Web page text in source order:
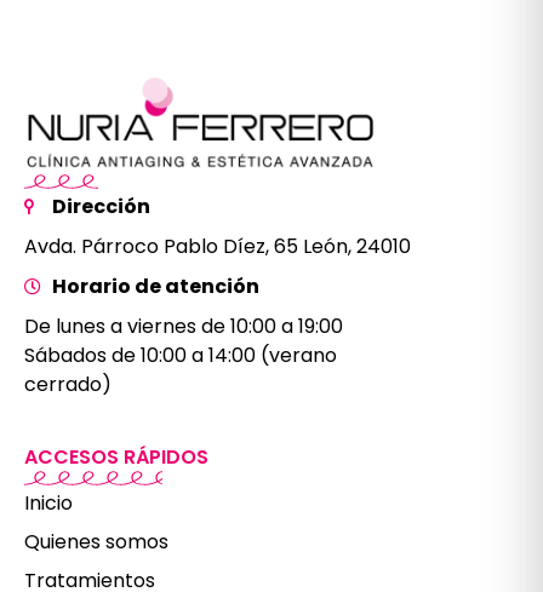
Dirección
Avda. Párroco Pablo Díez, 65 León, 24010
Horario de atención
De lunes a viernes de 10:00 a 19:00
Sábados de 10:00 a 14:00 (verano
cerrado)
ACCESOS RÁPIDOS
Inicio
Quienes somos
Tratamientos